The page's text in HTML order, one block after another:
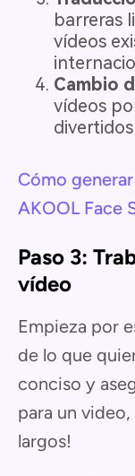
barreras
vídeos
Cambio
vídeos
Cómo
AKOOL Face
Paso 3:
vídeo
Empieza por
de lo que
conciso y
para un video,
largos!